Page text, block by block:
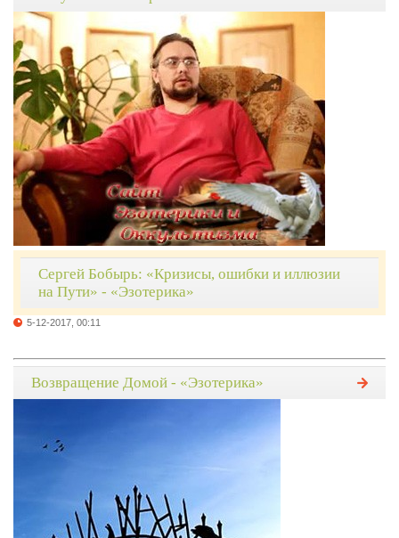
Сергей Бобырь: «Кризисы, ошибки и иллюзии
на Пути» - «Эзотерика»
5-12-2017, 00:11
Возвращение Домой - «Эзотерика»